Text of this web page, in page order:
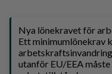
Nya lönekravet för
Ett minimumlöne­krav
utanför EU/EEA